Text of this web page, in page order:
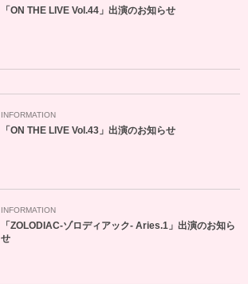
「ON THE LIVE Vol.44」出演のお知らせ
INFORMATION
「ON THE LIVE Vol.43」出演のお知らせ
INFORMATION
「ZOLODIAC-ゾロディアック- Aries.1」出演のお知ら
せ